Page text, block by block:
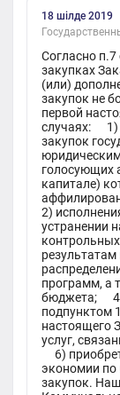
18 шілде 2019
Согласно
закупках
(или)
закупок не
первой
случаях: 1)
закупок
голосующих
капитале)
2)
устранении
программ, а
бюджета; 4)
подпунктом
настоящего
услуг,
6)
экономии по
закупок.